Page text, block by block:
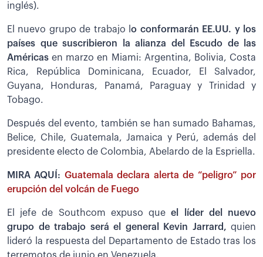
inglés).
El nuevo grupo de trabajo lo conformarán EE.UU. y los
países que suscribieron la alianza del Escudo de las
Américas en marzo en Miami: Argentina, Bolivia, Costa
Rica, República Dominicana, Ecuador, El Salvador,
Guyana, Honduras, Panamá, Paraguay y Trinidad y
Tobago.
Después del evento, también se han sumado Bahamas,
Belice, Chile, Guatemala, Jamaica y Perú, además del
presidente electo de Colombia, Abelardo de la Espriella.
MIRA AQUÍ: Guatemala declara alerta de “peligro” por
erupción del volcán de Fuego
El jefe de Southcom expuso queel líder del nuevo
grupo de trabajo será el general Kevin Jarrard, quien
lideró la respuesta del Departamento de Estado tras los
terremotos de junio en Venezuela.